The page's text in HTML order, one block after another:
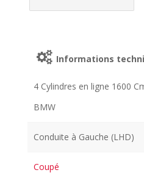
Informations
4 Cylindres en ligne 1600
BMW
Conduite à Gauche (LHD)
Coupé